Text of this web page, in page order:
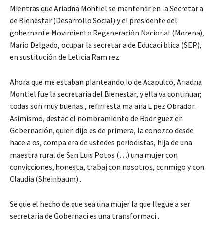
Mientras que Ariadna Montiel se mantendr en la Secretar a
de Bienestar (Desarrollo Social) y el presidente del
gobernante Movimiento Regeneración Nacional (Morena),
Mario Delgado, ocupar la secretar a de Educaci blica (SEP),
en sustitución de Leticia Ram rez.
Ahora que me estaban planteando lo de Acapulco, Ariadna
Montiel fue la secretaria del Bienestar, y ella va continuar;
todas son muy buenas , refiri esta ma ana L pez Obrador.
Asimismo, destac el nombramiento de Rodr guez en
Gobernación, quien dijo es de primera, la conozco desde
hace a os, compa era de ustedes periodistas, hija de una
maestra rural de San Luis Potos (…) una mujer con
convicciones, honesta, trabaj con nosotros, conmigo y con
Claudia (Sheinbaum) .
Se que el hecho de que sea una mujer la que llegue a ser
secretaria de Gobernaci es una transformaci .